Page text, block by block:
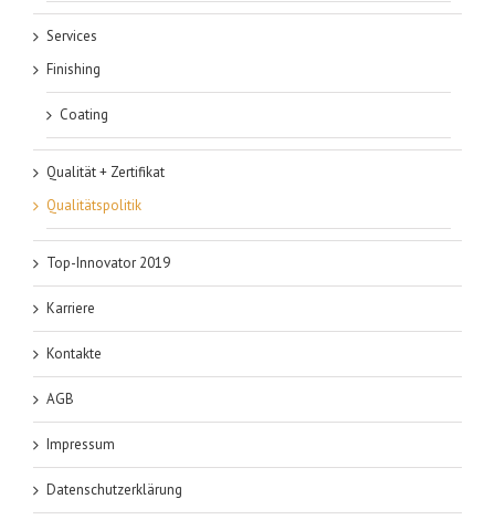
Services
Finishing
Coating
Qualität + Zertifikat
Qualitätspolitik
Top-Innovator 2019
Karriere
Kontakte
AGB
Impressum
Datenschutzerklärung